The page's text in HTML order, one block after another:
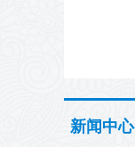
新闻中心